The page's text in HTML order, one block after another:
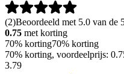
(2)Beoordeeld met 5.0 van de
0.75 met korting
70% korting70% korting
70% korting, voordeelprijs:
3.79